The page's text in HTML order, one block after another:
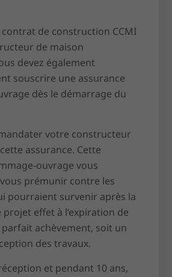
de construction CCMI
de maison
devez également
souscrire une assurance
dès le démarrage du
votre constructeur
assurance. Cette
ouvrage vous
prémunir contre les
pourraient survenir après la
projet effet à l’expiration de
achèvement, soit un
des travaux.
et pendant 10 ans,